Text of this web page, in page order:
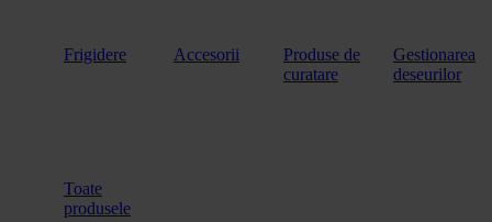
Frigidere Accesorii
Produse de
curatare
Gestionarea
deseurilor
Toate
produsele